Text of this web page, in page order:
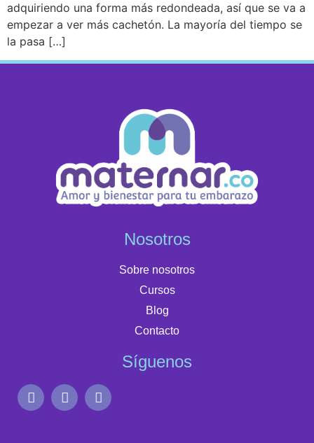
adquiriendo una forma más redondeada, así que se va a
empezar a ver más cachetón. La mayoría del tiempo se
la pasa […]
Nosotros
Sobre nosotros
Cursos
Blog
Contacto
Síguenos